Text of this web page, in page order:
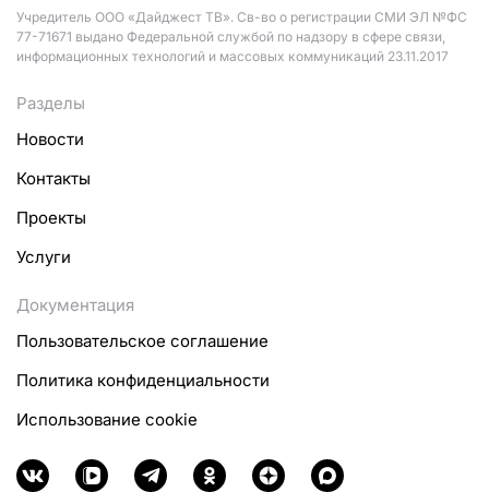
Учредитель ООО «Дайджест ТВ». Св-во о регистрации СМИ ЭЛ №ФС
77-71671 выдано Федеральной службой по надзору в сфере связи,
информационных технологий и массовых коммуникаций 23.11.2017
Разделы
Новости
Контакты
Проекты
Услуги
Документация
Пользовательское соглашение
Политика конфиденциальности
Использование cookie